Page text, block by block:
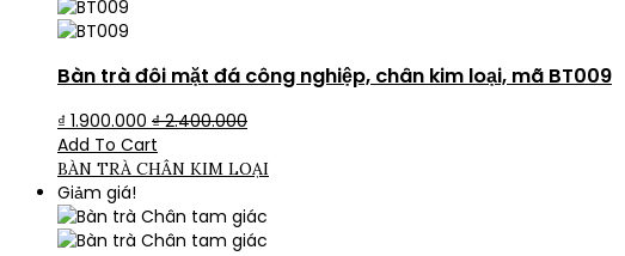
Bàn trà đôi mặt đá công nghiệp, chân kim loại, mã BT009
₫ 1.900.000 ₫2.400.000
Add To Cart
BÀN TRÀ CHÂN KIM LOẠI
Giảm giá!